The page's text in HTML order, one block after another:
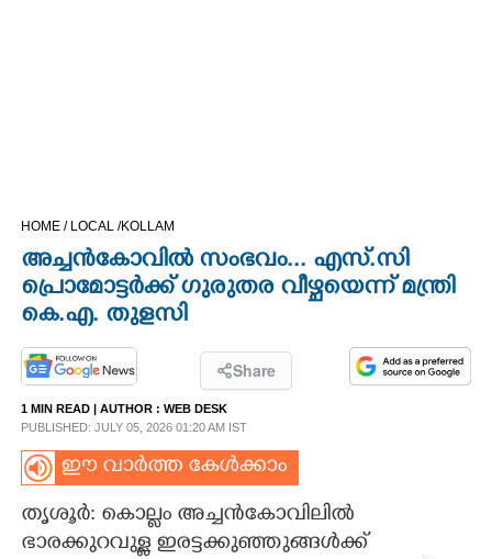
OPINION
PHOTOS
LIFESTYLE
HOME / LOCAL /KOLLAM
അച്ചൻകോവി​ൽ സംഭവം... എസ്.സി​
പ്രൊമോട്ടർക്ക് ഗുരുതര വീഴ്ചയെന്ന് മന്ത്രി
കെ.എ. തുളസി
Share
1 MIN READ | AUTHOR : WEB DESK
PUBLISHED: JULY 05, 2026 01:20 AM IST
ഈ വാർത്ത കേൾക്കാം
തൃശൂർ: കൊല്ലം അച്ചൻകോവിലിൽ
ഭാരക്കുറവുള്ള ഇരട്ടക്കുഞ്ഞുങ്ങൾക്ക്